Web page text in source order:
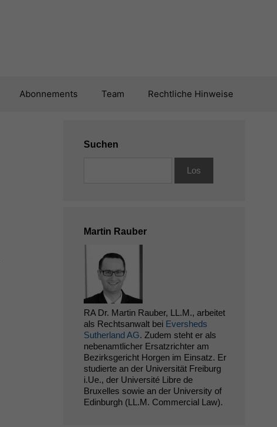
Abonnements Team Rechtliche Hinweise
Suchen
Martin Rauber
RA Dr. Martin Rauber, LL.M., arbeitet
als Rechtsanwalt bei Eversheds
Sutherland AG. Zudem steht er als
nebenamtlicher Ersatzrichter am
Bezirksgericht Horgen im Einsatz. Er
studierte an der Universität Freiburg
i.Ue., der Université Libre de
Bruxelles sowie an der University of
Edinburgh (LL.M. Commercial Law).